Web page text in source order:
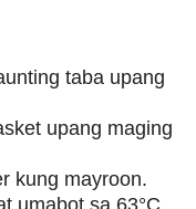
taba upang
upang maging
kung mayroon.